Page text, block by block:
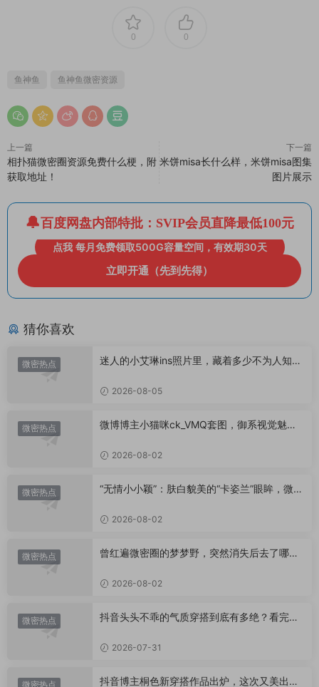
0 0
鱼神鱼 鱼神鱼微密资源
上一篇
相扑猫微密圈资源免费什么梗，附
获取地址！
下一篇
米饼misa长什么样，米饼misa图集
图片展示
百度网盘内部特批：SVIP会员直降最低100元
点我 每月免费领取500G容量空间，有效期30天
立即开通（先到先得）
猜你喜欢
微密热点
迷人的小艾琳ins照片里，藏着多少不为人知的
2026-08-05
微密热点
微博博主小猫咪ck_VMQ套图，御系视觉魅力
2026-08-02
微密热点
“无情小小颖”：肤白貌美的“卡姿兰”眼眸，微密
2026-08-02
微密热点
曾红遍微密圈的梦梦野，突然消失后去了哪
2026-08-02
微密热点
抖音头头不乖的气质穿搭到底有多绝？看完想
2026-07-31
微密热点 抖音博主桐色新穿搭作品出炉，这次又美出什